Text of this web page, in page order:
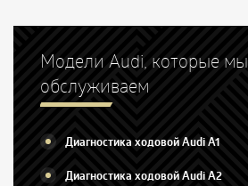
Модели Audi, которые мы
обслуживаем
Диагностика ходовой Audi A1
Диагностика ходовой Audi A2